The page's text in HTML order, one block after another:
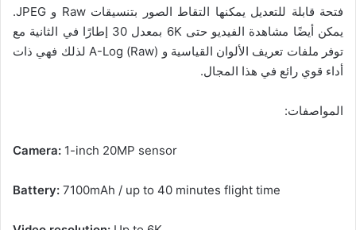
فتحة قابلة للتعديل يمكنها التقاط الصور بتنسيقات Raw و JPEG.
يمكن أيضًا مشاهدة الفيديو حتى 6K بمعدل 30 إطارًا في الثانية مع
توفر ملفات تعريف الألوان القياسية و A-Log (Raw) لذلك فهي ذات
أداء قوي رائع في هذا المجال.
المواصفات:
Camera: 1-inch 20MP sensor
Battery: 7100mAh / up to 40 minutes flight time